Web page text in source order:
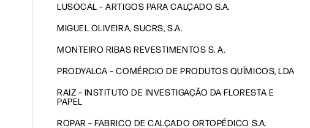
LUSOCAL – ARTIGOS PARA CALÇADO S.A.
MIGUEL OLIVEIRA, SUCRS, S.A.
MONTEIRO RIBAS REVESTIMENTOS S. A.
PRODYALCA – COMÉRCIO DE PRODUTOS QUÍMICOS, LDA
RAIZ – INSTITUTO DE INVESTIGAÇÃO DA FLORESTA E
PAPEL
ROPAR – FABRICO DE CALÇADO ORTOPÉDICO S.A.